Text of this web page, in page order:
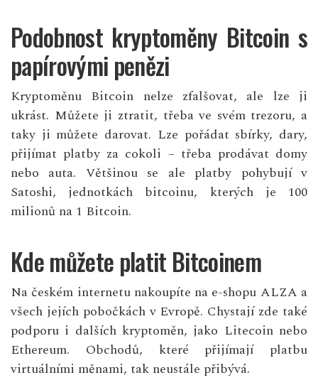
Podobnost kryptoměny Bitcoin s
papírovými penězi
Kryptoměnu Bitcoin nelze zfalšovat, ale lze ji
ukrást. Můžete ji ztratit, třeba ve svém trezoru, a
taky ji můžete darovat. Lze pořádat sbírky, dary,
přijímat platby za cokoli – třeba prodávat domy
nebo auta. Většinou se ale platby pohybují v
Satoshi, jednotkách bitcoinu, kterých je 100
milionů na 1 Bitcoin.
Kde můžete platit Bitcoinem
Na českém internetu nakoupíte na e-shopu ALZA a
všech jejích pobočkách v Evropě. Chystají zde také
podporu i dalších kryptoměn, jako Litecoin nebo
Ethereum. Obchodů, které přijímají platbu
virtuálními měnami, tak neustále přibývá.